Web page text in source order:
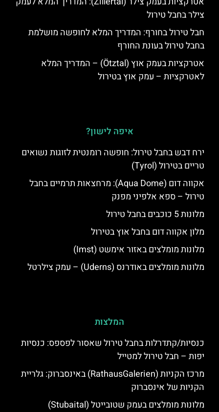
צילר בחבל טירול
חבל טירול בחורף: המדריך המלא לחופשה מושלמת
בחבל טירול בעונת החורף
אטרקציות בעמק אוץ (Ötztal) – המדריך המלא
לאטרקציות – עמק אוץ בטירול
איפה לישון?
ירח דבש בחבל טירול: חופשה רומנטית לזוגות נשואים
טריים בטירול (Tyrol)
אקווה דום (Aqua Dome): מרחצאות תרמיים בחבל
טירול – ספא אלפיני מפנק
מלונות 5 כוכבים בחבל טירול
מלון אקווה דום בחבל אוץ בטירול
מלונות מומלצים באזור אימשט (Imst)
מלונות מומלצים באודרנס (Uderns) – עמק צילרטל
המלצות
כנסיות/קתדרלות בחבל טירול שאסור לפספס: כנסיות
יפות – חבל טירול למטייל
מרכז הקניות (RathausGalerien) באינסברוק: גלריית
הקניות של אינסברוק
מלונות מומלצים בעמק שטובייטל (Stubaital)